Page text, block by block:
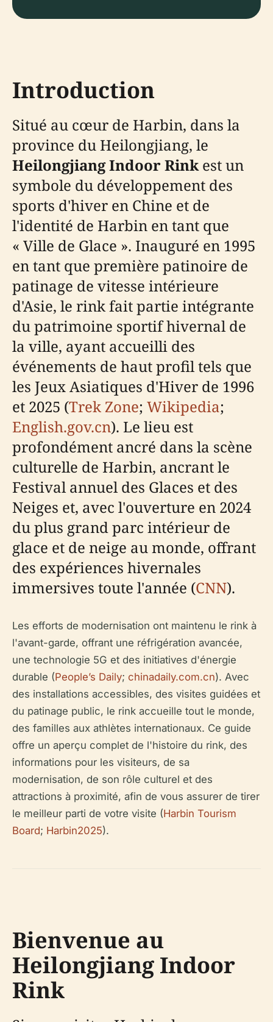
Introduction
Situé au cœur de Harbin, dans la
province du Heilongjiang, le
Heilongjiang Indoor Rinkest un
symbole du développement des
sports d'hiver en Chine et de
l'identité de Harbin en tant que
« Ville de Glace ». Inauguré en 1995
en tant que première patinoire de
patinage de vitesse intérieure
d'Asie, le rink fait partie intégrante
du patrimoine sportif hivernal de
la ville, ayant accueilli des
événements de haut profil tels que
les Jeux Asiatiques d'Hiver de 1996
et 2025 (Trek Zone; Wikipedia;
English.gov.cn). Le lieu est
profondément ancré dans la scène
culturelle de Harbin, ancrant le
Festival annuel des Glaces et des
Neiges et, avec l'ouverture en 2024
du plus grand parc intérieur de
glace et de neige au monde, offrant
des expériences hivernales
immersives toute l'année (CNN).
Les efforts de modernisation ont maintenu le rink à
l'avant-garde, offrant une réfrigération avancée,
une technologie 5G et des initiatives d'énergie
durable (People’s Daily; chinadaily.com.cn). Avec
des installations accessibles, des visites guidées et
du patinage public, le rink accueille tout le monde,
des familles aux athlètes internationaux. Ce guide
offre un aperçu complet de l'histoire du rink, des
informations pour les visiteurs, de sa
modernisation, de son rôle culturel et des
attractions à proximité, afin de vous assurer de tirer
le meilleur parti de votre visite (Harbin Tourism
Board; Harbin2025).
Bienvenue au
Heilongjiang Indoor
Rink